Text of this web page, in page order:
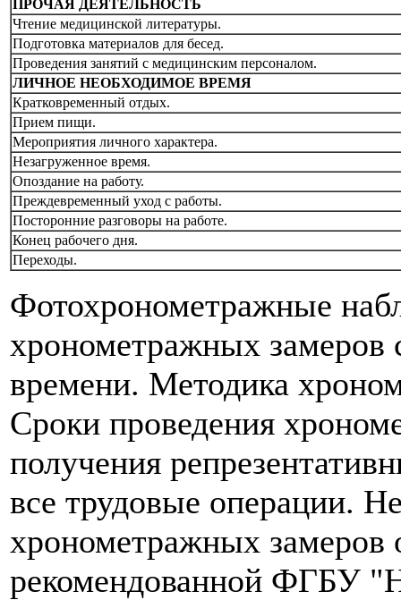
ПРОЧАЯ ДЕЯТЕЛЬНОСТЬ
Чтение медицинской литературы.
Подготовка материалов для бесед.
Проведения занятий с медицинским персоналом.
ЛИЧНОЕ НЕОБХОДИМОЕ ВРЕМЯ
Кратковременный отдых.
Прием пищи.
Мероприятия личного характера.
Незагруженное время.
Опоздание на работу.
Преждевременный уход с работы.
Посторонние разговоры на работе.
Конец рабочего дня.
Переходы.
Фотохронометражные
хронометражных замеров
времени. Методика
Сроки проведения
получения
все трудовые операции.
хронометражных замеров
рекомендованной ФГБУ